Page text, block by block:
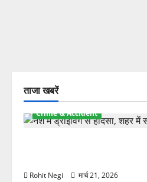
ताजा खबरें
Crime & Accident
Rohit Negi मार्च 21, 2026